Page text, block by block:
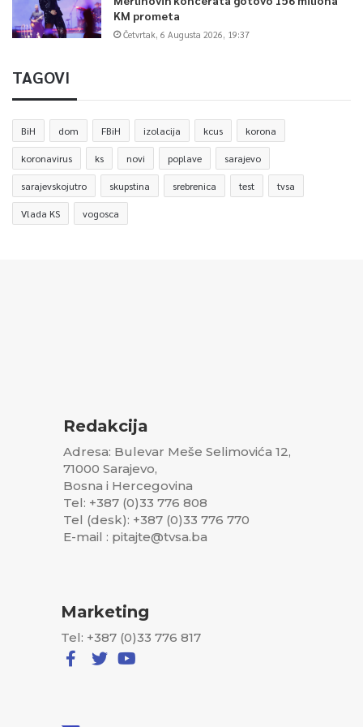
KM prometa
Četvrtak, 6 Augusta 2026, 19:37
TAGOVI
BiH dom FBiH izolacija kcus korona
koronavirus ks novi poplave sarajevo
sarajevskojutro skupstina srebrenica test tvsa
Vlada KS vogosca
Redakcija
Adresa: Bulevar Meše Selimovića 12,
71000 Sarajevo,
Bosna i Hercegovina
Tel: +387 (0)33 776 808
Tel (desk): +387 (0)33 776 770
E-mail : pitajte@tvsa.ba
Marketing
Tel: +387 (0)33 776 817